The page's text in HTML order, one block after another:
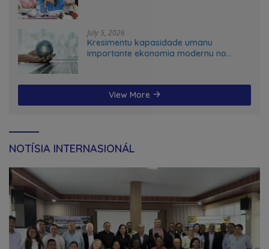
July 5, 2026
Kresimentu kapasidade umanu
importante ekonomia modernu no
View More
NOTÍSIA INTERNASIONÁL